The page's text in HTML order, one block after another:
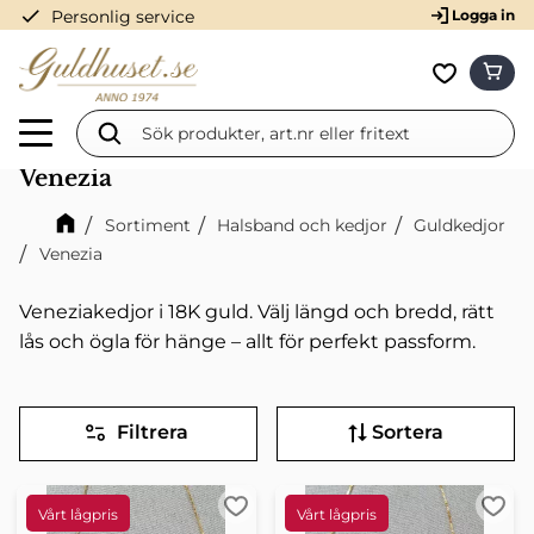
Meny
check Personlig service Logga in
Venezia
Sortiment Halsband och kedjor
Guldkedjor
Venezia
Veneziakedjor i 18K guld. Välj längd och bredd, rätt
lås och ögla för hänge – allt för perfekt passform.
Filtrera Sortera
Lägg till i favoriter